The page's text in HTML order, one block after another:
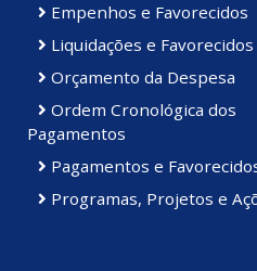
Empenhos e Favorecidos
Liquidações e Favorecidos
Orçamento da Despesa
Ordem Cronológica dos
Pagamentos
Pagamentos e
Programas, Projetos e